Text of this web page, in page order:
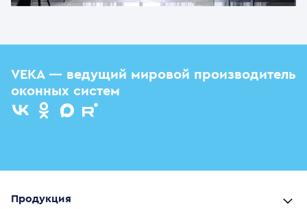
VEKA — ведущий мировой производитель
оконных систем
Продукция